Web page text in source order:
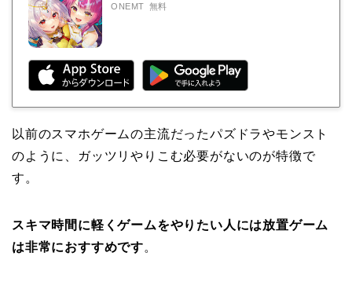
ONEMT 無料
以前のスマホゲームの主流だったパズドラやモンスト
のように、ガッツリやりこむ必要がないのが特徴で
す。
スキマ時間に軽くゲームをやりたい人には放置ゲーム
は非常におすすめです。